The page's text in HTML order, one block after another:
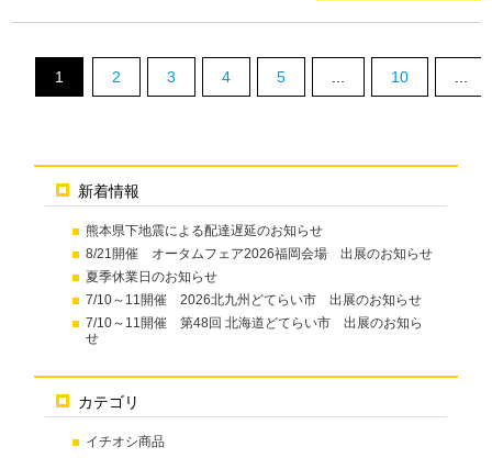
新着情報
熊本県下地震による配達遅延のお知らせ
8/21開催 オータムフェア2026福岡会場 出展のお知らせ
夏季休業日のお知らせ
7/10～11開催 2026北九州どてらい市 出展のお知らせ
7/10～11開催 第48回 北海道どてらい市 出展のお知ら
せ
カテゴリ
イチオシ商品
1 2 3 4 5 10